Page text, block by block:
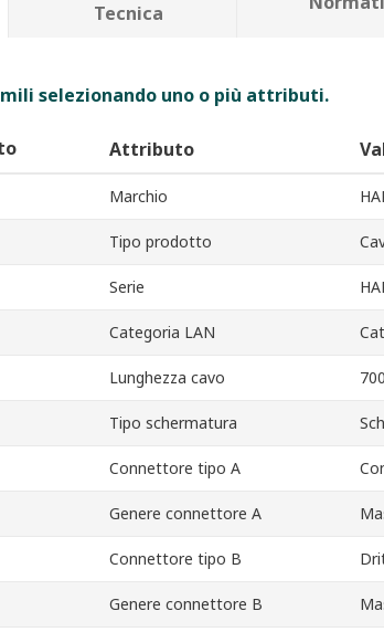
Tecnica
selezionando uno o più attributi.
Attributo
Marchio
Tipo prodotto
Serie
Categoria LAN
Lunghezza cavo
Tipo schermatura
Connettore tipo A
Genere connettore A
Connettore tipo B
Genere connettore B